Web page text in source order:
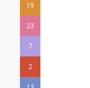
19
23
7
2